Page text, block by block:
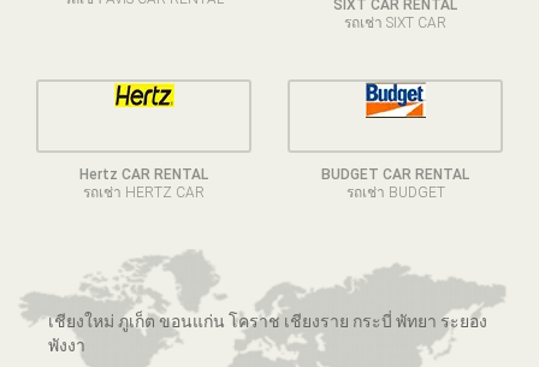
SIXT CAR RENTAL
รถเช่า SIXT CAR
Hertz CAR RENTAL
รถเช่า HERTZ CAR
BUDGET CAR RENTAL
รถเช่า BUDGET
เชียงใหม่ ภูเก็ต ขอนแก่น โคราช เชียงราย กระบี่ พัทยา ระยอง
พังงา